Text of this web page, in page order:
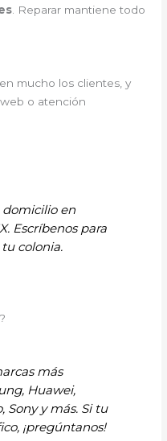
. Reparar mantiene todo
mucho los clientes, y
o atención
domicilio en
Escríbenos para
colonia.
más
Huawei,
Sony y más. Si tu
¡pregúntanos!